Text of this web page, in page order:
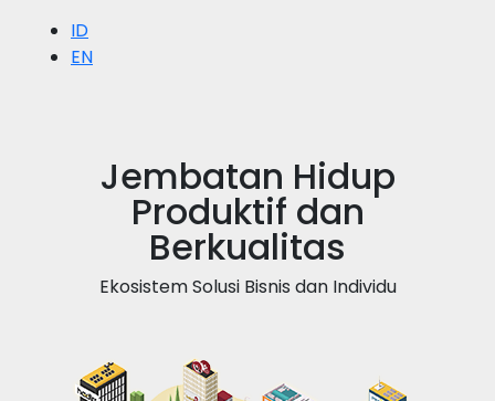
ID
EN
Jembatan Hidup
Produktif dan
Berkualitas
Ekosistem Solusi Bisnis dan Individu